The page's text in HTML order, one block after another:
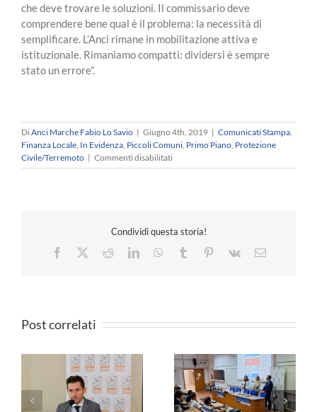
che deve trovare le soluzioni. Il commissario deve
comprendere bene qual è il problema: la necessità di
semplificare. L’Anci rimane in mobilitazione attiva e
istituzionale. Rimaniamo compatti: dividersi è sempre
stato un errore”.
DiAnci Marche Fabio Lo Savio | Giugno 4th, 2019 | Comunicati Stampa,
Finanza Locale, In Evidenza, Piccoli Comuni, Primo Piano, Protezione
Civile/Terremoto | Commenti disabilitatisu
RICOSTRUZIONE
“Servono
norme
speciali”.
Condividi questa storia!
Facebook
RedditLinkedInWhatsApp
Tumblr Pinterest
Vk Email
Post correlati
Formazione -
Governare
ANCI MARCHE –
Solidali col sindaco
Cesarini: le dimissioni